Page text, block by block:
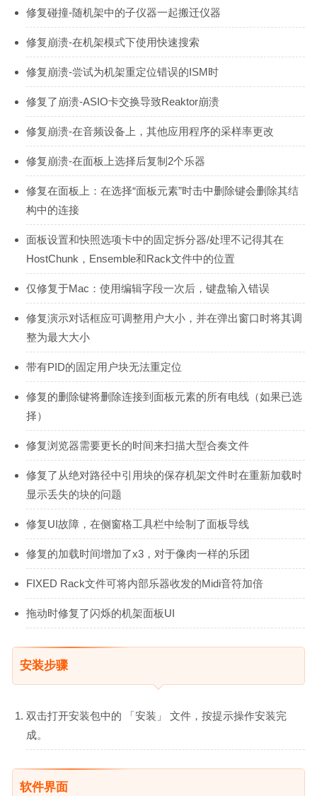
修复碰撞-随机架中的子仪器一起搬迁仪器
修复崩溃-在机架模式下使用快速搜索
修复崩溃-尝试为机架重定位错误的ISM时
修复了崩溃-ASIO卡交换导致Reaktor崩溃
修复崩溃-在音频设备上，其他应用程序的采样率更改
修复崩溃-在面板上选择后复制2个乐器
修复在面板上：在选择“面板元素”时击中删除键会删除其结
构中的连接
面板设置和快照选项卡中的固定拆分器/处理不记得其在
HostChunk，Ensemble和Rack文件中的位置
仅修复于Mac：使用编辑字段一次后，键盘输入错误
修复演示对话框应可调整用户大小，并在弹出窗口时将其调
整为最大大小
带有PID的固定用户块无法重定位
修复的删除键将删除连接到面板元素的所有电线（如果已选
择）
修复浏览器需要更长的时间来扫描大型合奏文件
修复了从绝对路径中引用块的保存机架文件时在重新加载时
显示丢失的块的问题
修复UI故障，在侧窗格工具栏中绘制了面板导线
修复的加载时间增加了x3，对于像肉一样的乐团
FIXED Rack文件可将内部乐器收发的Midi音符加倍
拖动时修复了闪烁的机架面板UI
安装步骤
双击打开安装包中的 「安装」 文件，按提示操作安装完
成。
软件界面